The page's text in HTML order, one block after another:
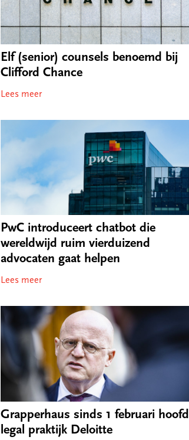
Elf (senior) counsels benoemd bij
Clifford Chance
Lees meer
PwC introduceert chatbot die
wereldwijd ruim vierduizend
advocaten gaat helpen
Lees meer
Grapperhaus sinds 1 februari hoofd
legal praktijk Deloitte